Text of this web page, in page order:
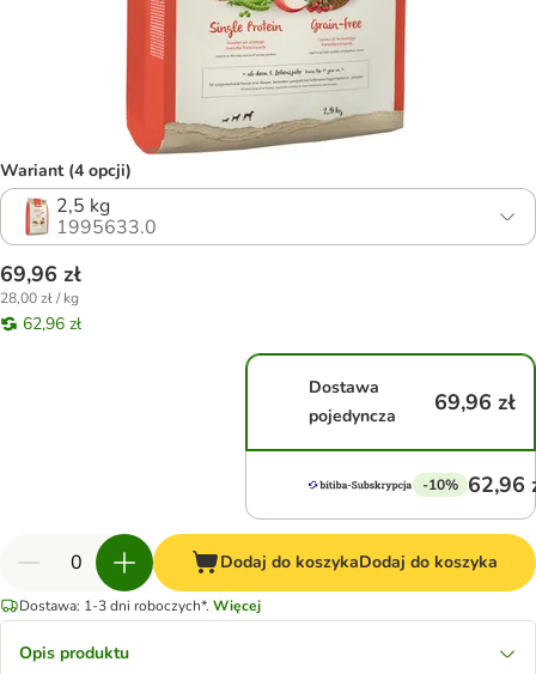
Wariant (4 opcji)
2,5 kg
1995633.0
69,96 zł
28,00 zł / kg
62,96 zł
Dostawa
pojedyncza
69,96 zł
-10% 62,96
Dodaj do koszykaDodaj do koszyka
Dostawa: 1-3 dni roboczych*. Więcej
Opis produktu